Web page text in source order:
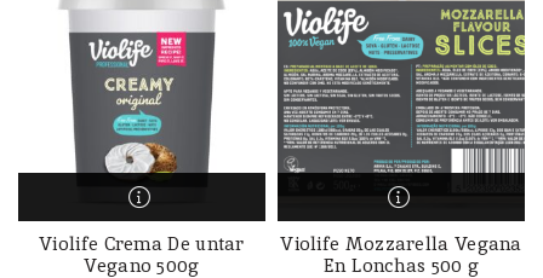
Violife Crema De untar
Vegano 500g
Violife Mozzarella Vegana
En Lonchas 500 g